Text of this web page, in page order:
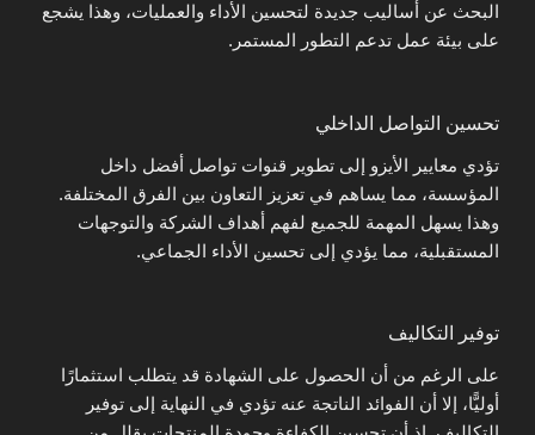
البحث عن أساليب جديدة لتحسين الأداء والعمليات، وهذا يشجع
على بيئة عمل تدعم التطور المستمر.
تحسين التواصل الداخلي
تؤدي معايير الأيزو إلى تطوير قنوات تواصل أفضل داخل
المؤسسة، مما يساهم في تعزيز التعاون بين الفرق المختلفة.
وهذا يسهل المهمة للجميع لفهم أهداف الشركة والتوجهات
المستقبلية، مما يؤدي إلى تحسين الأداء الجماعي.
توفير التكاليف
على الرغم من أن الحصول على الشهادة قد يتطلب استثمارًا
أوليًّا، إلا أن الفوائد الناتجة عنه تؤدي في النهاية إلى توفير